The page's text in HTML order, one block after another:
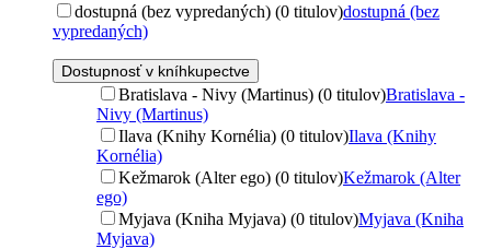
dostupná (bez vypredaných) (0 titulov)dostupná (bez
vypredaných)
Dostupnosť v kníhkupectve
Bratislava - Nivy (Martinus) (0 titulov)Bratislava -
Nivy (Martinus)
Ilava (Knihy Kornélia) (0 titulov)Ilava (Knihy
Kornélia)
Kežmarok (Alter ego) (0 titulov)Kežmarok (Alter
ego)
Myjava (Kniha Myjava) (0 titulov)Myjava (Kniha
Myjava)